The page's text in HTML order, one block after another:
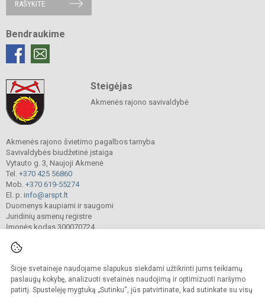
Šioje svetainėje naudojame slapukus siekdami užtikrinti jums teikiamų
paslaugų kokybę, analizuoti svetainės naudojimą ir optimizuoti naršymo
patirtį. Spustelėję mygtuką „Sutinku“, jūs patvirtinate, kad sutinkate su visų
RAŠYKITE
Bendraukime
Steigėjas
Akmenės rajono savivaldybė
Akmenės rajono švietimo pagalbos tarnyba
Savivaldybės biudžetinė įstaiga
Vytauto g. 3, Naujoji Akmenė
Tel. +370 425 56860
Mob. +370 619-55274
El. p. info@arspt.lt
Duomenys kaupiami ir saugomi
Juridinių asmenų registre
Įmonės kodas 300070724
© 2025. Akmenės rajono švietimo pagalbos tarnyba. Visos teisės saugomos.
Kopijuoti turinį be raštiško įstaigos administracijos sutikimo griežtai draudžiama.
Prieinamumo paraiška Slapukų valdymas